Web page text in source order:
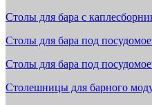
Столы для бара с
Столы для бара под
Столы для бара под
Столешницы для барного